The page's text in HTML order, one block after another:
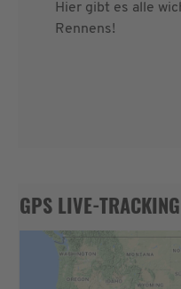
Hier gibt es alle
Rennens!
GPS LIVE-TRACKING